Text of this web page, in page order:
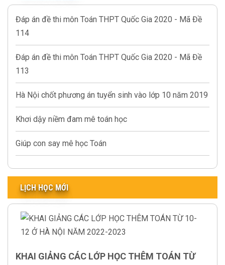
Đáp án đề thi môn Toán THPT Quốc Gia 2020 - Mã Đề
114
Đáp án đề thi môn Toán THPT Quốc Gia 2020 - Mã Đề
113
Hà Nội chốt phương án tuyển sinh vào lớp 10 năm 2019
Khơi dậy niềm đam mê toán học
Giúp con say mê học Toán
LỊCH HỌC MỚI
KHAI GIẢNG CÁC LỚP HỌC THÊM TOÁN TỪ